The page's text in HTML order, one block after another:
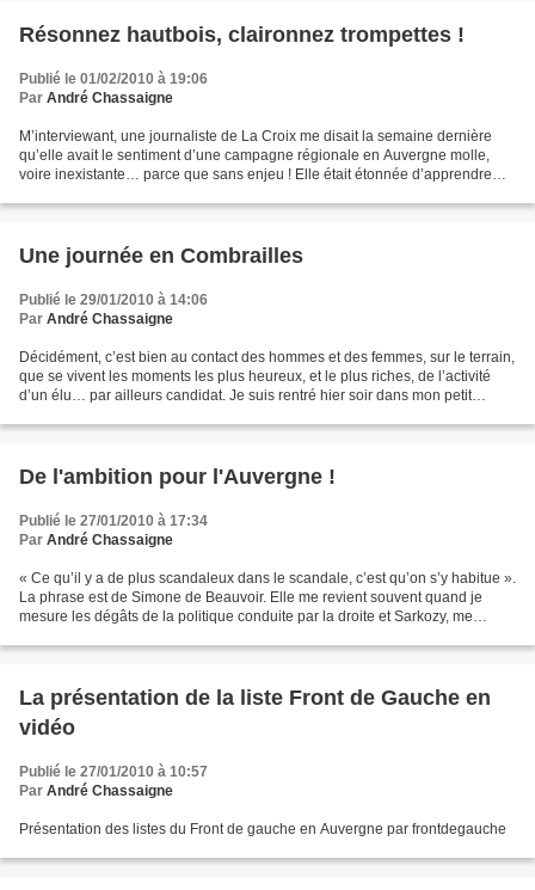
Résonnez hautbois, claironnez trompettes !
Publié le 01/02/2010 à 19:06
Par André Chassaigne
M’interviewant, une journaliste de La Croix me disait la semaine dernière
qu’elle avait le sentiment d’une campagne régionale en Auvergne molle,
voire inexistante… parce que sans enjeu ! Elle était étonnée d’apprendre
Une journée en Combrailles
Publié le 29/01/2010 à 14:06
Par André Chassaigne
Décidément, c’est bien au contact des hommes et des femmes, sur le terrain,
que se vivent les moments les plus heureux, et le plus riches, de l’activité
d’un élu… par ailleurs candidat. Je suis rentré hier soir dans mon petit
De l'ambition pour l'Auvergne !
Publié le 27/01/2010 à 17:34
Par André Chassaigne
« Ce qu’il y a de plus scandaleux dans le scandale, c’est qu’on s’y habitue ».
La phrase est de Simone de Beauvoir. Elle me revient souvent quand je
mesure les dégâts de la politique conduite par la droite et Sarkozy, me
La présentation de la liste Front de Gauche en
vidéo
Publié le 27/01/2010 à 10:57
Par André Chassaigne
Présentation des listes du Front de gauche en Auvergne par frontdegauche